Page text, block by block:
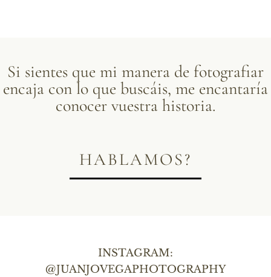
Si sientes que mi manera de fotografiar
encaja con lo que buscáis, me encantaría
conocer vuestra historia.
HABLAMOS?
INSTAGRAM:
@JUANJOVEGAPHOTOGRAPHY